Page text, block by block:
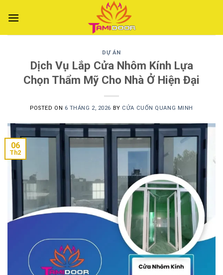
DỰ ÁN
Dịch Vụ Lắp Cửa Nhôm Kính Lựa
Chọn Thẩm Mỹ Cho Nhà Ở Hiện Đại
POSTED ON 6 THÁNG 2, 2026 BY CỬA CUỐN QUANG MINH
06
Th2